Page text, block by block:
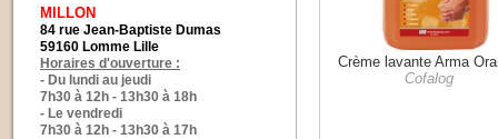
MILLON
84 rue Jean-Baptiste Dumas
59160 Lomme Lille
Horaires d'ouverture :
- Du lundi au jeudi
7h30 à 12h - 13h30 à 18h
- Le vendredi
7h30 à 12h - 13h30 à 17h
Crème lavante Arma
Cofalog